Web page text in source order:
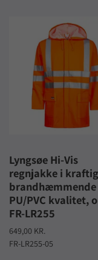
Lyngsøe Hi-Vis
regnjakke i kraftig
brandhæmmende
PU/PVC kvalitet,
FR-LR255
649,00 KR.
FR-LR255-05